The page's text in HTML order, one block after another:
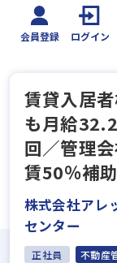
会員登録 ログイン
賃貸入居
も月給
回／管理
賃50％補
株式会社アレ
センター
正社員 不動産